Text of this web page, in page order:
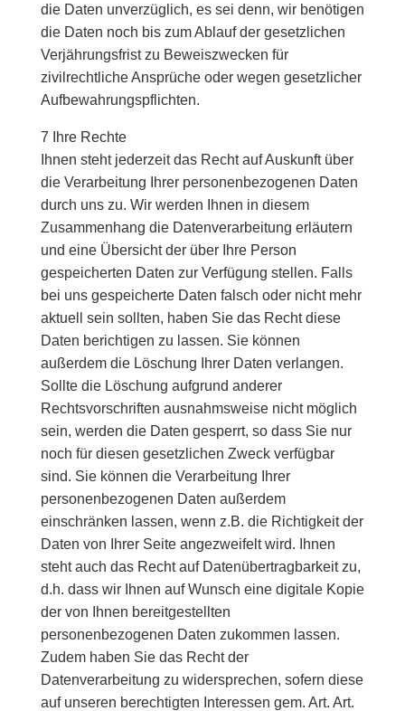
die Daten unverzüglich, es sei denn, wir benötigen
die Daten noch bis zum Ablauf der gesetzlichen
Verjährungsfrist zu Beweiszwecken für
zivilrechtliche Ansprüche oder wegen gesetzlicher
Aufbewahrungspflichten.
7 Ihre Rechte
Ihnen steht jederzeit das Recht auf Auskunft über
die Verarbeitung Ihrer personenbezogenen Daten
durch uns zu. Wir werden Ihnen in diesem
Zusammenhang die Datenverarbeitung erläutern
und eine Übersicht der über Ihre Person
gespeicherten Daten zur Verfügung stellen. Falls
bei uns gespeicherte Daten falsch oder nicht mehr
aktuell sein sollten, haben Sie das Recht diese
Daten berichtigen zu lassen. Sie können
außerdem die Löschung Ihrer Daten verlangen.
Sollte die Löschung aufgrund anderer
Rechtsvorschriften ausnahmsweise nicht möglich
sein, werden die Daten gesperrt, so dass Sie nur
noch für diesen gesetzlichen Zweck verfügbar
sind. Sie können die Verarbeitung Ihrer
personenbezogenen Daten außerdem
einschränken lassen, wenn z.B. die Richtigkeit der
Daten von Ihrer Seite angezweifelt wird. Ihnen
steht auch das Recht auf Datenübertragbarkeit zu,
d.h. dass wir Ihnen auf Wunsch eine digitale Kopie
der von Ihnen bereitgestellten
personenbezogenen Daten zukommen lassen.
Zudem haben Sie das Recht der
Datenverarbeitung zu widersprechen, sofern diese
auf unseren berechtigten Interessen gem. Art. Art.